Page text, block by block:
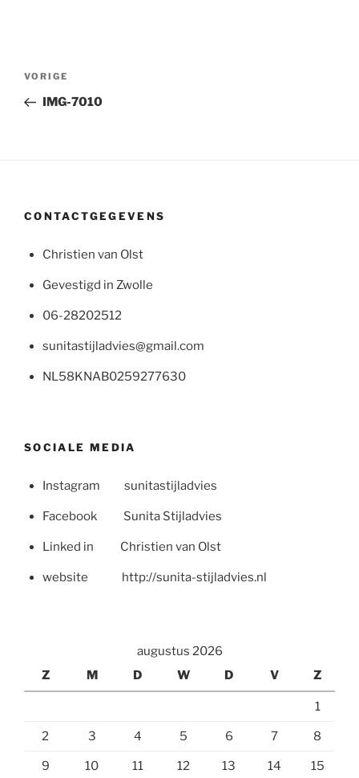
Bericht
Vorig
bericht
VORIGE
IMG-7010
CONTACTGEGEVENS
Christien van Olst
Gevestigd in Zwolle
06-28202512
sunitastijladvies@gmail.com
NL58KNAB0259277630
SOCIALE MEDIA
Instagram sunitastijladvies
Facebook Sunita Stijladvies
Linked in Christien van Olst
website http://sunita-stijladvies.nl
augustus 2026
Z
M D W D V Z
1
2 3 4 5 6 7 8
9 10 11 12 13 14 15